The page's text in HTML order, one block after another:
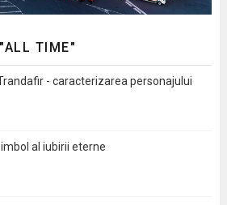
TIME"
- caracterizarea personajului
al iubirii eterne